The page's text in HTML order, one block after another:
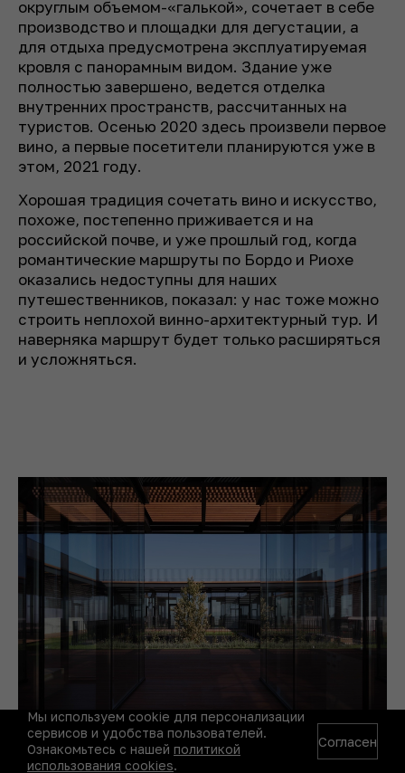
округлым объемом-«галькой», сочетает в себе
производство и площадки для дегустации, а
для отдыха предусмотрена эксплуатируемая
кровля с панорамным видом. Здание уже
полностью завершено, ведется отделка
внутренних пространств, рассчитанных на
туристов. Осенью 2020 здесь произвели первое
вино, а первые посетители планируются уже в
этом, 2021 году.
Хорошая традиция сочетать вино и искусство,
похоже, постепенно приживается и на
российской почве, и уже прошлый год, когда
романтические маршруты по Бордо и Риохе
оказались недоступны для наших
путешественников, показал: у нас тоже можно
строить неплохой винно-архитектурный тур. И
наверняка маршрут будет только расширяться
и усложняться.
Мы используем cookie для персонализации
сервисов и удобства пользователей.
Ознакомьтесь с нашей политикой
использования cookies.
Согласен